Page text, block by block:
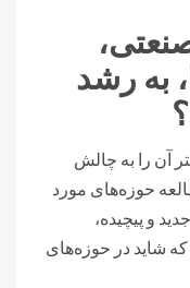
به رشد
آن را به چالش
حوزه‌های مورد
و پیچیده،
شاید در حوزه‌های